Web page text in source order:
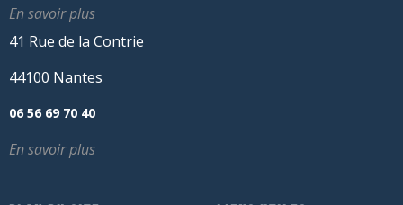
En savoir plus
41 Rue de la Contrie
44100 Nantes
06 56 69 70 40
En savoir plus